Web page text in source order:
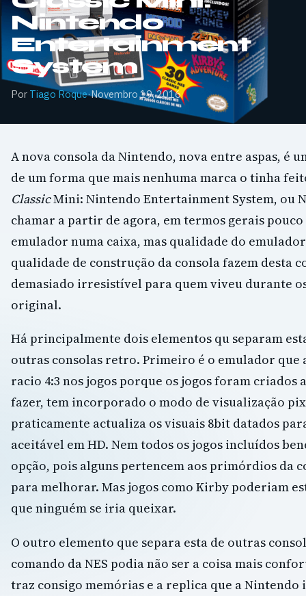
Nintendo
Entertainment
System
Por Tiago Roque·Novembro 19, 2016
A nova consola da Nintendo, nova entre aspas, é
de um forma que mais nenhuma marca o tinha
ClassicMini: Nintendo Entertainment System, ou
chamar a partir de agora, em termos gerais pouco
emulador numa caixa, mas qualidade do
qualidade de construção da consola fazem desta
demasiado irresistível para quem viveu durante
original.
Há principalmente dois elementos qu separam
outras consolas retro. Primeiro é o emulador que
racio 4:3 nos jogos porque os jogos foram criados
fazer, tem incorporado o modo de visualização
praticamente actualiza os visuais 8bit datados
aceitável em HD. Nem todos os jogos incluídos
opção, pois alguns pertencem aos primórdios da
para melhorar. Mas jogos como Kirby poderiam
que ninguém se iria queixar.
O outro elemento que separa esta de outras
comando da NES podia não ser a coisa mais
traz consigo memórias e a replica que a Nintendo